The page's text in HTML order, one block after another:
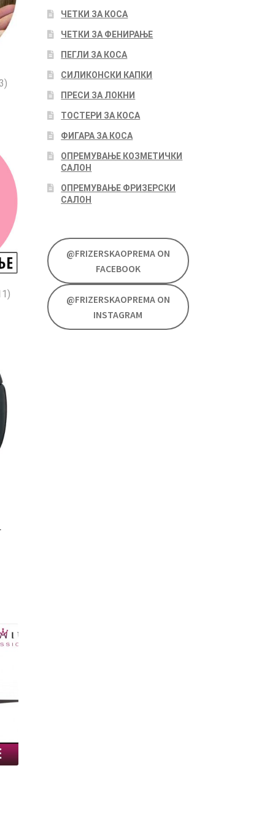
ЧЕТКИ ЗА КОСА
ЧЕТКИ ЗА ФЕНИРАЊЕ
ПЕГЛИ ЗА КОСА
СИЛИКОНСКИ КАПКИ
ПРЕСИ ЗА ЛОКНИ
ТОСТЕРИ ЗА КОСА
ФИГАРА ЗА КОСА
ОПРЕМУВАЊЕ КОЗМЕТИЧКИ
САЛОН
ОПРЕМУВАЊЕ ФРИЗЕРСКИ
САЛОН
@FRIZERSKAOPREMA ON
FACEBOOK
@FRIZERSKAOPREMA ON
INSTAGRAM